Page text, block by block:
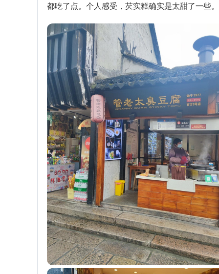
都吃了点。个人感受，芡实糕确实是太甜了一些。